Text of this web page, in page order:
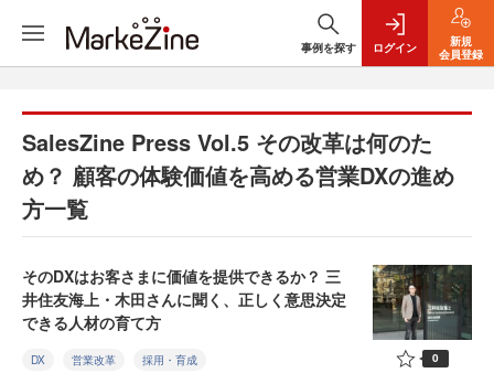
事例を探す ログイン
新規
会員登録
SalesZine Press Vol.5 その改革は何のた
め？ 顧客の体験価値を高める営業DXの進め
方一覧
そのDXはお客さまに価値を提供できるか？ 三
井住友海上・木田さんに聞く、正しく意思決定
できる人材の育て方
DX 営業改革 採用・育成 0